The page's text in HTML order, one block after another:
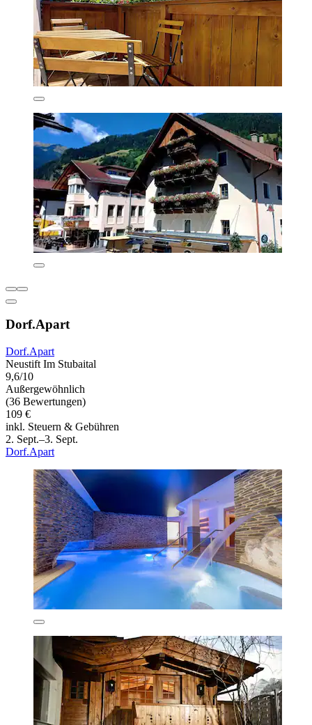
Dorf.Apart
Dorf.Apart
Neustift Im Stubaital
9,6/10
Außergewöhnlich
(36 Bewertungen)
109 €
inkl. Steuern & Gebühren
2. Sept.–3. Sept.
Dorf.Apart